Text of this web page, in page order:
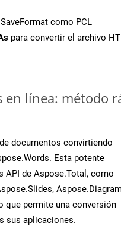
como PCL
para convertir el archivo
en línea: método
documentos convirtiendo
Esta potente
API de Aspose.Total, como
que permite una conversión
sus aplicaciones.